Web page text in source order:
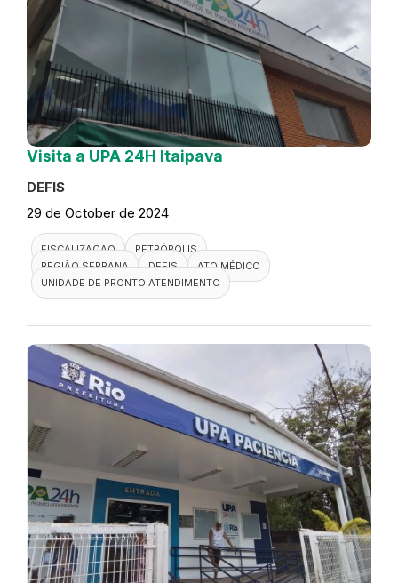
Visita a UPA 24H Itaipava
DEFIS
29 de October de 2024
FISCALIZAÇÃO
PETRÓPOLIS
REGIÃO SERRANA
DEFIS
ATO MÉDICO
UNIDADE DE PRONTO ATENDIMENTO